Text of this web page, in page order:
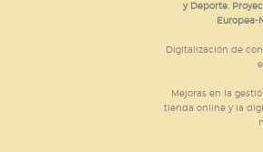
y Deporte.
Europea-
Digitalización de
Mejoras en la
tienda online y la